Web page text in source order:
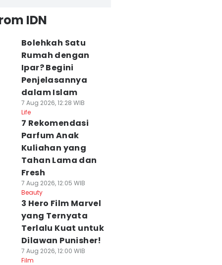
IDN
Bolehkah Satu
Rumah dengan
Ipar? Begini
Penjelasannya
dalam Islam
7 Aug 2026, 12:28 WIB
Life
7 Rekomendasi
Parfum Anak
Kuliahan yang
Tahan Lama dan
Fresh
7 Aug 2026, 12:05 WIB
Beauty
3 Hero Film Marvel
yang Ternyata
Terlalu Kuat untuk
Dilawan Punisher!
7 Aug 2026, 12:00 WIB
Film